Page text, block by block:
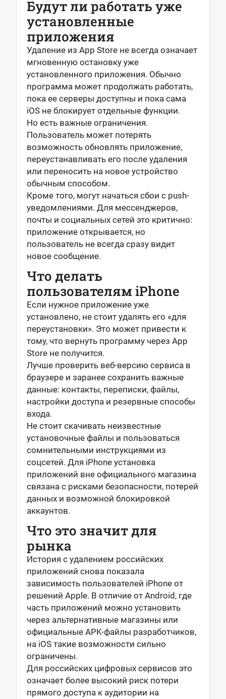
Будут ли работать уже
установленные
приложения
Удаление из App Store не всегда означает
мгновенную остановку уже
установленного приложения. Обычно
программа может продолжать работать,
пока ее серверы доступны и пока сама
iOS не блокирует отдельные функции.
Но есть важные ограничения.
Пользователь может потерять
возможность обновлять приложение,
переустанавливать его после удаления
или переносить на новое устройство
обычным способом.
Кроме того, могут начаться сбои с push-
уведомлениями. Для мессенджеров,
почты и социальных сетей это критично:
приложение открывается, но
пользователь не всегда сразу видит
новое сообщение.
Что делать
пользователям iPhone
Если нужное приложение уже
установлено, не стоит удалять его «для
переустановки». Это может привести к
тому, что вернуть программу через App
Store не получится.
Лучше проверить веб-версию сервиса в
браузере и заранее сохранить важные
данные: контакты, переписки, файлы,
настройки доступа и резервные способы
входа.
Не стоит скачивать неизвестные
установочные файлы и пользоваться
сомнительными инструкциями из
соцсетей. Для iPhone установка
приложений вне официального магазина
связана с рисками безопасности, потерей
данных и возможной блокировкой
аккаунтов.
Что это значит для
рынка
История с удалением российских
приложений снова показала
зависимость пользователей iPhone от
решений Apple. В отличие от Android, где
часть приложений можно установить
через альтернативные магазины или
официальные APK-файлы разработчиков,
на iOS такие возможности сильно
ограничены.
Для российских цифровых сервисов это
означает более высокий риск потери
прямого доступа к аудитории на